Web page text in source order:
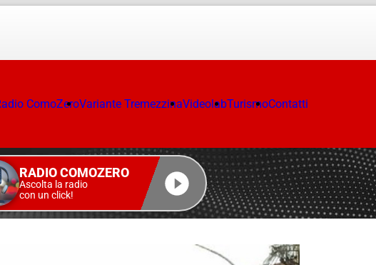
ComoZeroVariante TremezzinaVideolabTurismoContatti
RADIO COMOZERO
Ascolta la radio
con un click!